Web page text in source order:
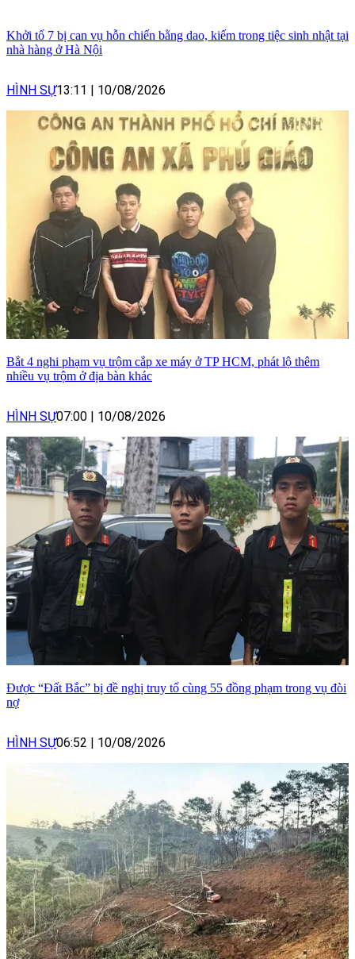
Khởi tố 7 bị can vụ hỗn chiến bằng dao, kiếm trong tiệc sinh nhật tại
nhà hàng ở Hà Nội
HÌNH SỰ13:11 10/08/2026
Bắt 4 nghi phạm vụ trộm cắp xe máy ở TP HCM, phát lộ thêm
nhiều vụ trộm ở địa bàn khác
HÌNH SỰ07:00 10/08/2026
Được “Đất Bắc” bị đề nghị truy tố cùng 55 đồng phạm trong vụ đòi
nợ
HÌNH SỰ06:52 10/08/2026